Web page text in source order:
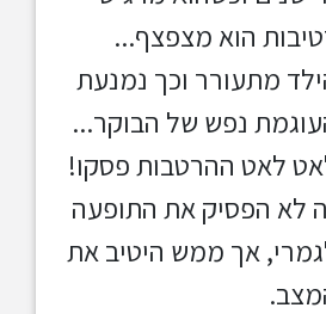
הוא מצפצף...
מתעורר וכך נמנעת
נפש של הבוקר...
לאט ההרטבות פסקו!
לא הפסיק את התופעה
אך ממש היטיב את